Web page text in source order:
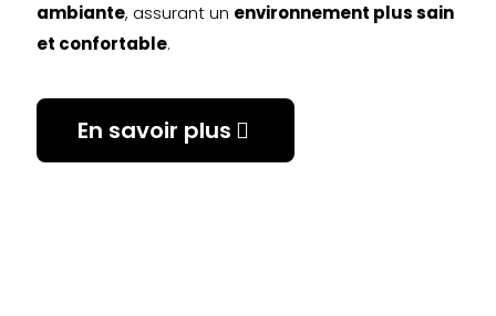
ambiante, assurant un environnement plus sain
et confortable.
En savoir plus